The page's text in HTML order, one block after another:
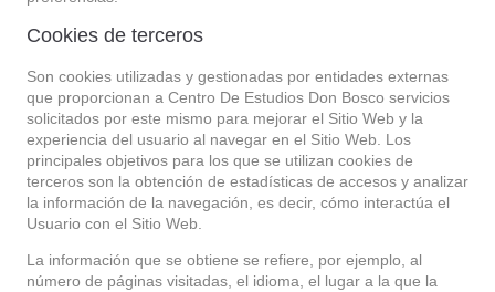
Cookies de terceros
Son cookies utilizadas y gestionadas por entidades externas
que proporcionan a Centro De Estudios Don Bosco servicios
solicitados por este mismo para mejorar el Sitio Web y la
experiencia del usuario al navegar en el Sitio Web. Los
principales objetivos para los que se utilizan cookies de
terceros son la obtención de estadísticas de accesos y analizar
la información de la navegación, es decir, cómo interactúa el
Usuario con el Sitio Web.
La información que se obtiene se refiere, por ejemplo, al
número de páginas visitadas, el idioma, el lugar a la que la